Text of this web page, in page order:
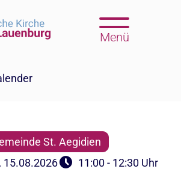
Menü
St. Aegidien
15.08.2026
11:00 - 12:30 Uhr